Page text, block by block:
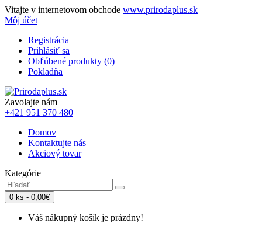
Vitajte v internetovom obchode www.prirodaplus.sk
Môj účet
Registrácia
Prihlásiť sa
Obľúbené produkty (0)
Pokladňa
Zavolajte nám
+421 951 370 480
Domov
Kontaktujte nás
Akciový tovar
Kategórie
0 ks - 0,00€
Váš nákupný košík je prázdny!